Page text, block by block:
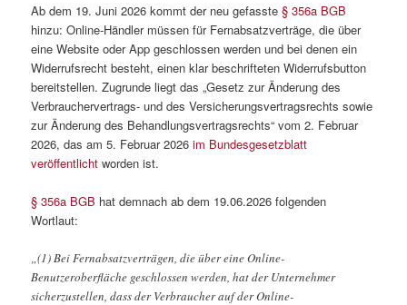
Ab dem 19. Juni 2026 kommt der neu gefasste§ 356a BGB
hinzu: Online-Händler müssen für Fernabsatzverträge, die über
eine Website oder App geschlossen werden und bei denen ein
Widerrufsrecht besteht, einen klar beschrifteten Widerrufsbutton
bereitstellen. Zugrunde liegt das „Gesetz zur Änderung des
Verbrauchervertrags- und des Versicherungsvertragsrechts sowie
zur Änderung des Behandlungsvertragsrechts“ vom 2. Februar
2026, das am 5. Februar 2026im Bundesgesetzblatt
veröffentlicht worden ist.
§ 356a BGB hat demnach ab dem 19.06.2026 folgenden
Wortlaut:
„(1) Bei Fernabsatzverträgen, die über eine Online-
Benutzeroberfläche geschlossen werden, hat der Unternehmer
sicherzustellen, dass der Verbraucher auf der Online-